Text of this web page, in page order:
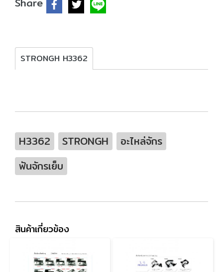
STRONGH H3362
H3362 STRONGH
อะไหล่จักร
ฟันจักรเย็บ
สินค้าเกี่ยวข้อง